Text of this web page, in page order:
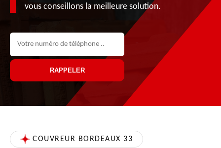
vous conseillons la meilleure solution.
COUVREUR BORDEAUX 33